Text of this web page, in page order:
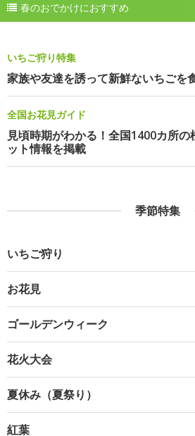
春のおでかけにおすすめ
いちご狩り特集
家族や友達を誘って新鮮ないちごを
全国お花見ガイド
見頃時期がわかる！全国1400カ所
ット情報を掲載
季節特集
いちご狩り
お花見
ゴールデンウィーク
花火大会
夏休み（夏祭り）
紅葉